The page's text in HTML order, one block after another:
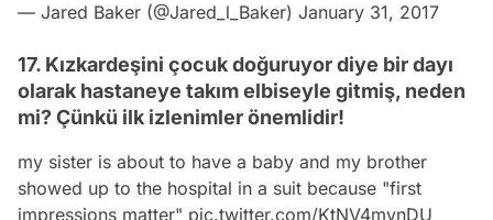
— Jared Baker (@Jared_l_Baker) January 31, 2017
17. Kızkardeşini çocuk doğuruyor diye bir dayı
olarak hastaneye takım elbiseyle gitmiş, neden
mi? Çünkü ilk izlenimler önemlidir!
my sister is about to have a baby and my brother
showed up to the hospital in a suit because "first
impressions matter" pic.twitter.com/KtNV4mvnDU